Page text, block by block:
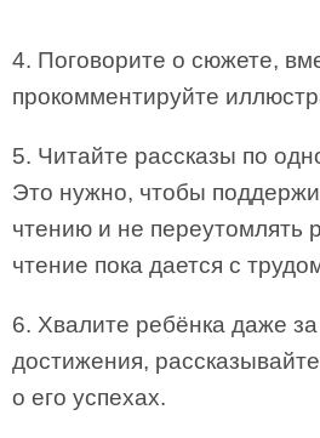
4. Поговорите о сюжете,
прокомментируйте
5. Читайте рассказы по
Это нужно, чтобы
чтению и не переутомлять
чтение пока дается с
6. Хвалите ребёнка даже
достижения,
о его успехах.